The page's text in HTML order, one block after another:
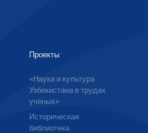
Проекты
«Наука и культура
Узбекистана в трудах
ученых»
Историческая
библиотека